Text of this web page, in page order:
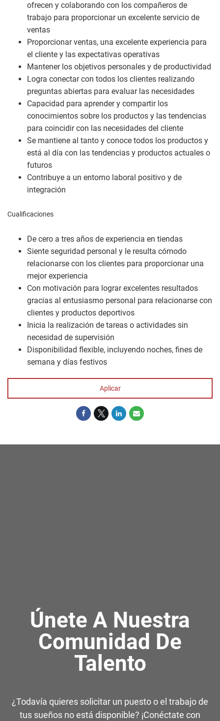
ofrecen y colaborando con los compañeros de
trabajo para proporcionar un excelente servicio de
ventas
Proporcionar ventas, una excelente experiencia para
el cliente y las expectativas operativas
Mantener los objetivos personales y de productividad
Logra conectar con todos los clientes realizando
preguntas abiertas para evaluar las necesidades
Capacidad para aprender y compartir los
conocimientos sobre los productos y las tendencias
para coincidir con las necesidades del cliente
Se mantiene al tanto y conoce todos los productos y
está al día con las tendencias y productos actuales o
futuros
Contribuye a un entorno laboral positivo y de
integración
Cualificaciones
De cero a tres años de experiencia en tiendas
Siente seguridad personal y le resulta cómodo
relacionarse con los clientes para proporcionar una
mejor experiencia
Con motivación para lograr excelentes resultados
gracias al entusiasmo personal para relacionarse con
clientes y productos deportivos
Inicia la realización de tareas o actividades sin
necesidad de supervisión
Disponibilidad flexible, incluyendo noches, fines de
semana y días festivos
Aplicar
Únete A Nuestra
Comunidad De
Talento
¿Todavía quieres solicitar un puesto o el trabajo de
tus sueños no está disponible? ¡Conéctate con